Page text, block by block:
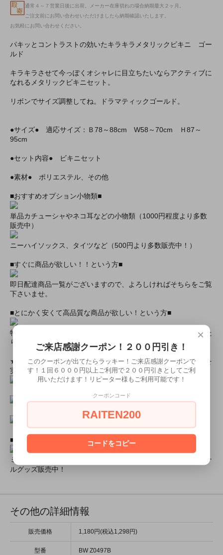
通常４～７営業日後に出荷。メーカー在庫切れの場合納期最大２ヶ月。
ご注文前にお問い合わせいただけましたら納期確認いたします。
お気軽にお問い合わせください。
パキッとコントラストの効いたキラキラメタリックビキニ ゴー
ルド
キラキラさせて今っぽくオシャレに目立ちたいならアクティブに
なれるメタリックビキニセット。
リボンでサイズ調整してね。ドラマティックゴールド。
●サイズ● 適応サイズ：Ｂ78～88cm W58～70cm Ｈ87～
95cm
●セット内容● ビキニセット
●素材● ポリエステル、その他
■おすすめオプション小物類■
単品カチューシャやネコ耳などの小物類（1000円程度より多数
販売中）
ニーハイソックス、タイツなど（500円より多数販売中！）
■すぐに商品が欲しい！！という方■
即日配達商品一覧がございますので、よろしければそちらをご覧
下さいませ。
■とにかく安くて高品質な商品が欲しい！という方■
特別割引商品を掲載しています！最大８０％引きの商品もあった
りします！
★ミアカフェ・ミアリラではミアコス衣装を着用したイベントを
実施中★
■ミアコスモデル＆カフェオリジナルグッズショップ■
ミアコスチュームモデル撮影元サイズ画像やミアカフェオリジナ
ルグッズ販売中！
その他の詳細情報
販売価格 1,180円(税込1,298円)
型番 BW Z0497B
×
ご来店感謝クーポン！２００円引き！
このクーポンが出てたらラッキー！ご来店感謝クーポンで
す！１回６０００円以上ご利用で２００円引きとしてご利
用いただけます！リピーター様もご利用可能です！
クーポンコード
RAITEN200
コードをコピー